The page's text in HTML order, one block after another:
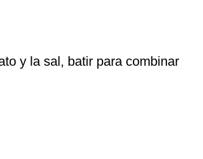
y la sal, batir para combinar